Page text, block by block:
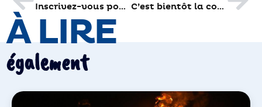
Inscrivez-vous pour Seniors en fête C’est bientôt la collecte de la Banque Alimentaire
À LIRE
également